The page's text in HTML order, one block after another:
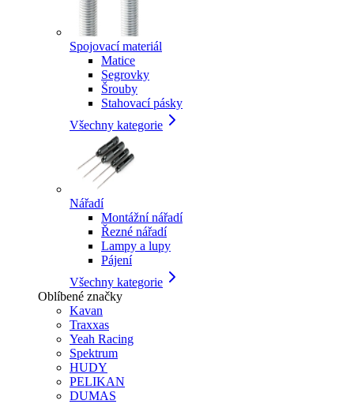
Spojovací materiál
Matice
Segrovky
Šrouby
Stahovací pásky
Všechny kategorie
Nářadí
Montážní nářadí
Řezné nářadí
Lampy a lupy
Pájení
Všechny kategorie
Oblíbené značky
Kavan
Traxxas
Yeah Racing
Spektrum
HUDY
PELIKAN
DUMAS